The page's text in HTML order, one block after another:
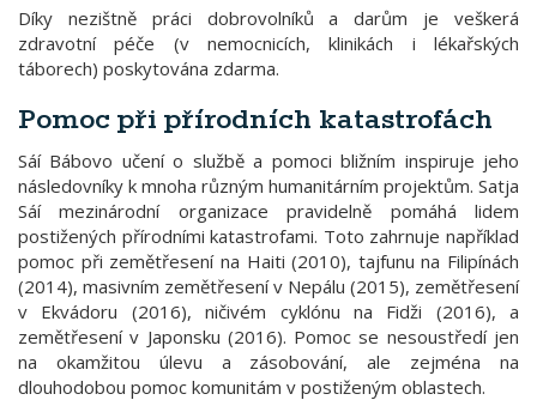
Díky nezištně práci dobrovolníků a darům je veškerá
zdravotní péče (v nemocnicích, klinikách i lékařských
táborech) poskytována zdarma.
Pomoc při přírodních katastrofách
Sáí Bábovo učení o službě a pomoci bližním inspiruje jeho
následovníky k mnoha různým humanitárním projektům. Satja
Sáí mezinárodní organizace pravidelně pomáhá lidem
postižených přírodními katastrofami. Toto zahrnuje například
pomoc při zemětřesení na Haiti (2010), tajfunu na Filipínách
(2014), masivním zemětřesení v Nepálu (2015), zemětřesení
v Ekvádoru (2016), ničivém cyklónu na Fidži (2016), a
zemětřesení v Japonsku (2016). Pomoc se nesoustředí jen
na okamžitou úlevu a zásobování, ale zejména na
dlouhodobou pomoc komunitám v postiženým oblastech.